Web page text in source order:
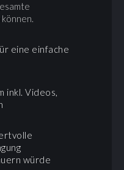
eine einfache
inkl. Videos,
würde